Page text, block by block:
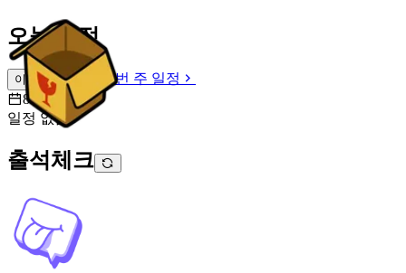
오늘 일정
이번 주 일정
이번 주 일정
8월 9일 [일]
일정 없음
출석체크